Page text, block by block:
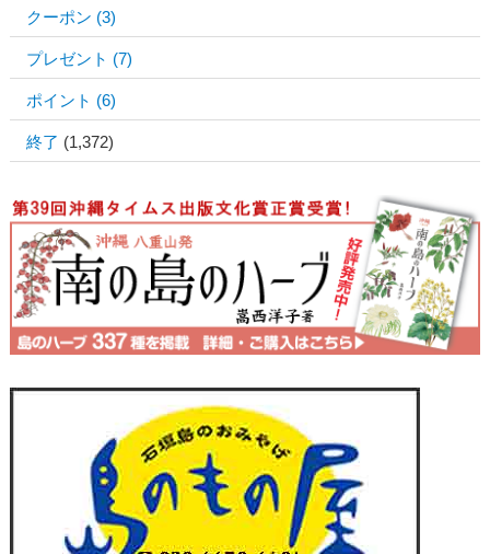
クーポン (3)
プレゼント (7)
ポイント (6)
終了 (1,372)